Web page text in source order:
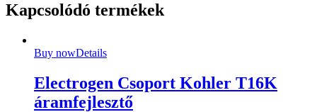
Kapcsolódó termékek
Buy nowDetails
Electrogen Csoport Kohler T16K
áramfejlesztő